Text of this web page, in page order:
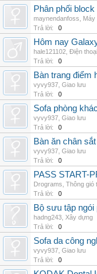
Phân phối
maynendanfoss
Máy
Trả lời:
0
Hôm nay
hale121102 Điện
Trả lời:
0
Bàn trang điểm
vyvy937 Giao lưu
Trả lời:
0
Sofa phòng
vyvy937 Giao lưu
Trả lời:
0
Bàn ăn chân
vyvy937 Giao lưu
Trả lời:
0
PASS START-
Drograms Thông gió
Trả lời:
0
Bộ sưu tập ngói
hadng243 Xây dựng
Trả lời:
0
Sofa da công
vyvy937 Giao lưu
Trả lời:
0